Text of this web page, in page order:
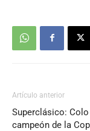
Artículo anterior
Superclásico:
campeón de la